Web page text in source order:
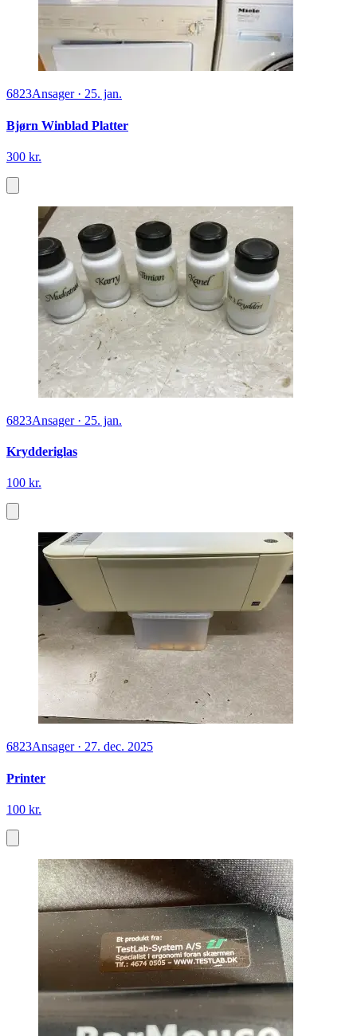
6823Ansager· 25. jan.
Bjørn Winblad Platter
300 kr.
6823Ansager· 25. jan.
Krydderiglas
100 kr.
6823Ansager· 27. dec. 2025
Printer
100 kr.